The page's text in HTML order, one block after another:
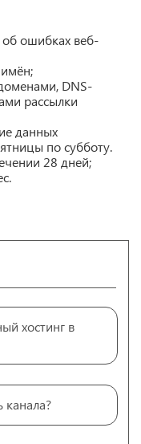
об ошибках веб-
DNS-
рассылки
данных
по субботу.
28 дней;
хостинг в
канала?